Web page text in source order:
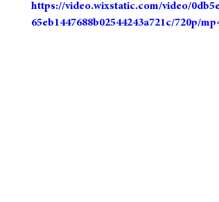
https://video.wixstatic.com/video/
65eb1447688b02544243a721c/720p/